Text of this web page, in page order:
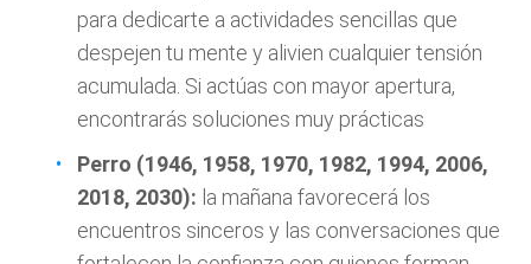
para dedicarte a actividades sencillas que
despejen tu mente y alivien cualquier tensión
acumulada. Si actúas con mayor apertura,
encontrarás soluciones muy prácticas
Perro (1946, 1958, 1970, 1982, 1994, 2006,
2018, 2030): la mañana favorecerá los
encuentros sinceros y las conversaciones que